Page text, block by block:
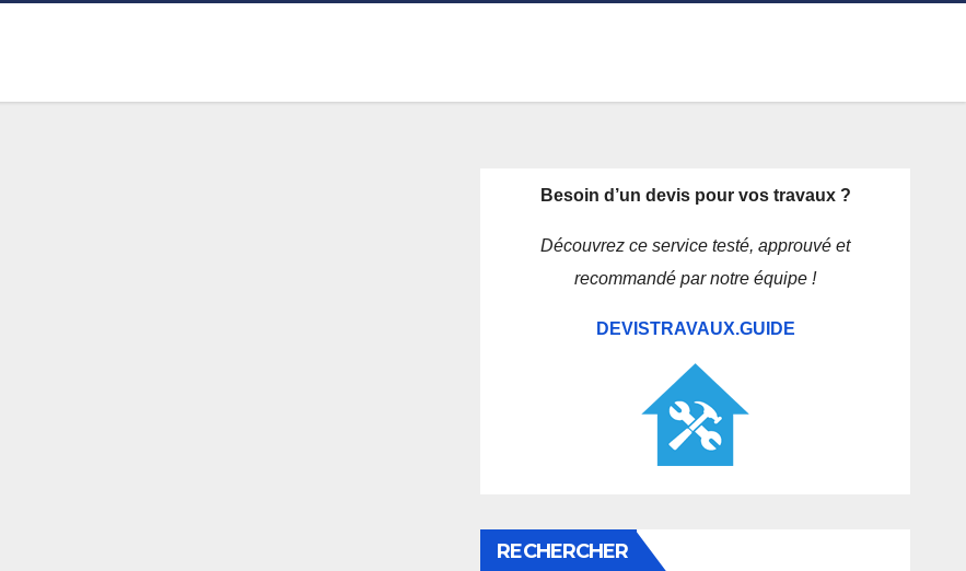
Besoin d’un devis pour vos travaux ?
Découvrez ce service testé, approuvé et
recommandé par notre équipe !
DEVISTRAVAUX.GUIDE
RECHERCHER